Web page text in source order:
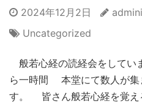
2024年12月2日
Uncategorized
般若心経の読経会をしてい
ら一時間 本堂にて数人が集
す。 皆さん般若心経を覚え